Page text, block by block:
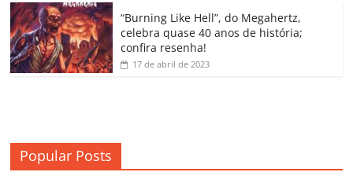
o
m
“Burning Like Hell”, do Megahertz,
celebra quase 40 anos de história;
confira resenha!
17 de abril de 2023
Popular Posts